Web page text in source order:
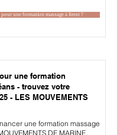
une formation massage à Brest ?
une formation
- trouvez votre
- LES MOUVEMENTS
une formation massage
DE MARINE